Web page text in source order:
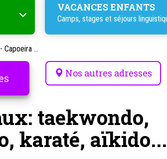
VACANCES ENFANTS
Camps, stages et séjours
Capoeira ...
Nos autres adresses
taekwondo,
karaté, aïkido...